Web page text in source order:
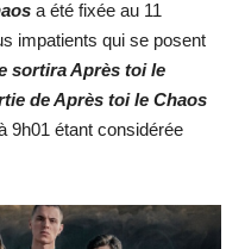
a été fixée au 11
impatients qui se posent
sortira Après toi le
de Après toi le Chaos
9h01 étant considérée